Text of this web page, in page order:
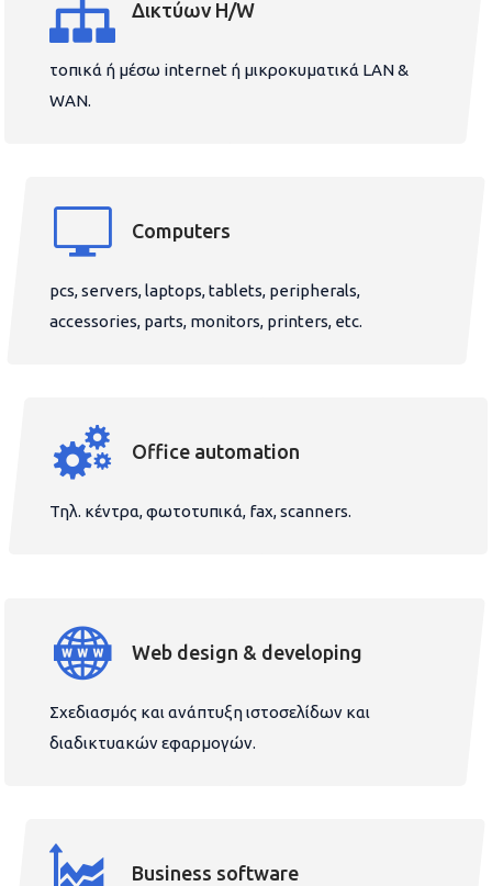
Δικτύων H/W
τοπικά ή μέσω internet ή μικροκυματικά LAN &
WAN.
Computers
pcs, servers, laptops, tablets, peripherals,
accessories, parts, monitors, printers, etc.
Office automation
Τηλ. κέντρα, φωτοτυπικά, fax, scanners.
Web design & developing
Σχεδιασμός και ανάπτυξη ιστοσελίδων και
διαδικτυακών εφαρμογών.
Business software